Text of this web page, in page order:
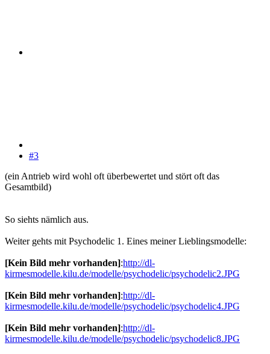
#3
(ein Antrieb wird wohl oft überbewertet und stört oft das
Gesamtbild)
So siehts nämlich aus.
Weiter gehts mit Psychodelic 1. Eines meiner Lieblingsmodelle:
[Kein Bild mehr vorhanden]:http://dl-
kirmesmodelle.kilu.de/modelle/psychodelic/psychodelic2.JPG
[Kein Bild mehr vorhanden]:http://dl-
kirmesmodelle.kilu.de/modelle/psychodelic/psychodelic4.JPG
[Kein Bild mehr vorhanden]:http://dl-
kirmesmodelle.kilu.de/modelle/psychodelic/psychodelic8.JPG